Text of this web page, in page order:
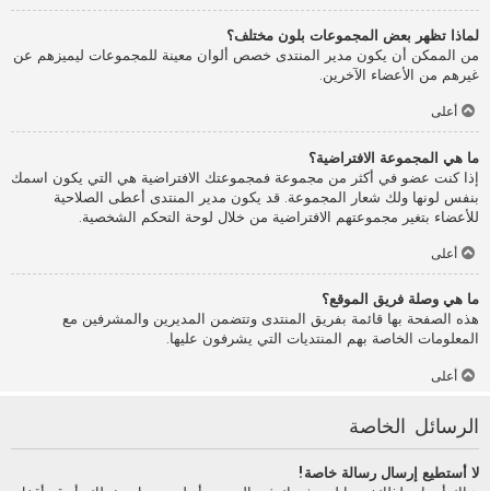
لماذا تظهر بعض المجموعات بلون مختلف؟
من الممكن أن يكون مدير المنتدى خصص ألوان معينة للمجموعات ليميزهم عن
غيرهم من الأعضاء الآخرين.
أعلى
ما هي المجموعة الافتراضية؟
إذا كنت عضو في أكثر من مجموعة فمجموعتك الافتراضية هي التي يكون اسمك
بنفس لونها ولك شعار المجموعة. قد يكون مدير المنتدى أعطى الصلاحية
للأعضاء بتغير مجموعتهم الافتراضية من خلال لوحة التحكم الشخصية.
أعلى
ما هي وصلة فريق الموقع؟
هذه الصفحة بها قائمة بفريق المنتدى وتتضمن المديرين والمشرفين مع
المعلومات الخاصة بهم المنتديات التي يشرفون عليها.
أعلى
الرسائل الخاصة
لا أستطيع إرسال رسالة خاصة!